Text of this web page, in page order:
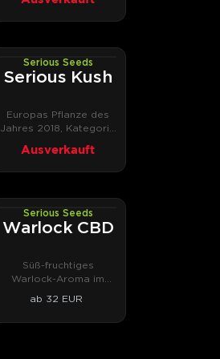
PHOTOFEM
Serious Seeds
Serious Kush
Europas Pflanze des
Jahres 2018, Kategorie
Ausverkauft
PHOTOFEM
Serious Seeds
Warlock CBD
Süß-fruchtiges
Warlock-Aroma im
und CBD.
ab 32 EUR